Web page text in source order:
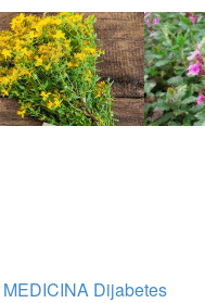
MEDICINA Dijabetes